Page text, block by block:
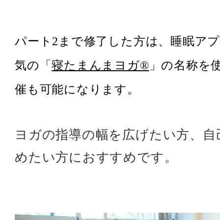
パート2まで修了した方は、睡眠ア
気の「寝たまんまヨガ® 」の名称を
催も可能になります。
ヨガの指導の幅を広げたい方、
めたい方におすすめです。